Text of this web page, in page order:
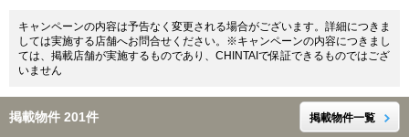
キャンペーンの内容は予告なく変更される場合がございます。詳細につきま
しては実施する店舗へお問合せください。※キャンペーンの内容につきまし
ては、掲載店舗が実施するものであり、CHINTAIで保証できるものではござ
いません
掲載物件 201件 掲載物件一覧